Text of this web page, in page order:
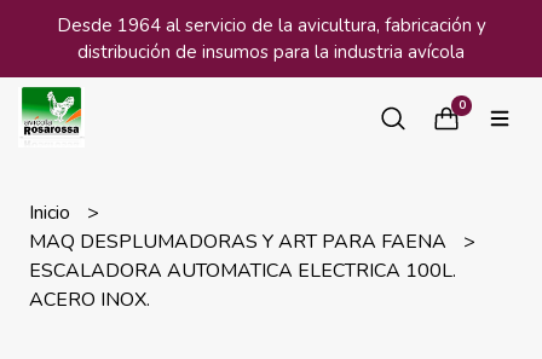
Desde 1964 al servicio de la avicultura, fabricación y
distribución de insumos para la industria avícola
0
Inicio
MAQ DESPLUMADORAS Y ART PARA FAENA
ESCALADORA AUTOMATICA ELECTRICA 100L.
ACERO INOX.